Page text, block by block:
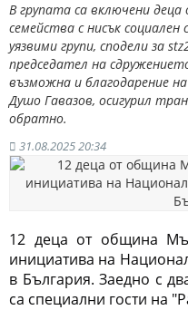
В групата са включени
семейства с нисък
уязвими групи, сподели за
председател на
възможна и благодарение
Душо Гавазов, осигурил
обратно.
31.08.2025 20:34
12 деца от община
инициатива на
в България. Заедно с
са специални гости на